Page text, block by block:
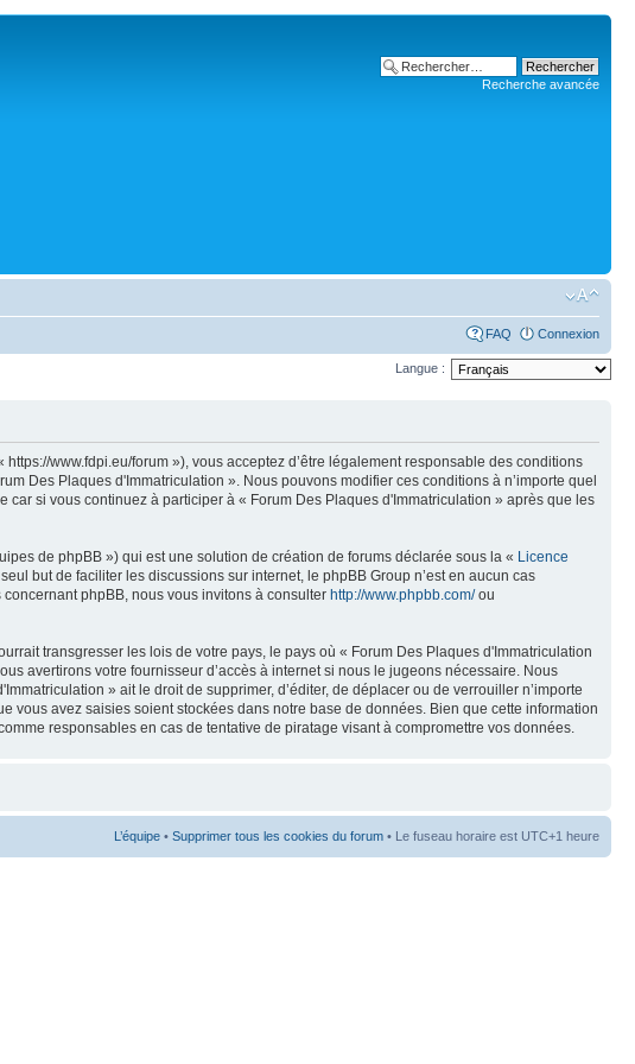
Recherche avancée
FAQ Connexion
Langue :
www.fdpi.eu/forum »), vous acceptez d’être légalement responsable des conditions
Des Plaques d'Immatriculation ». Nous pouvons modifier ces conditions à n’importe quel
si vous continuez à participer à « Forum Des Plaques d'Immatriculation » après que les
de phpBB ») qui est une solution de création de forums déclarée sous la « Licence
but de faciliter les discussions sur internet, le phpBB Group n’est en aucun cas
phpBB, nous vous invitons à consulter http://www.phpbb.com/ou
transgresser les lois de votre pays, le pays où « Forum Des Plaques d'Immatriculation
avertirons votre fournisseur d’accès à internet si nous le jugeons nécessaire. Nous
» ait le droit de supprimer, d’éditer, de déplacer ou de verrouiller n’importe
vous avez saisies soient stockées dans notre base de données. Bien que cette information
responsables en cas de tentative de piratage visant à compromettre vos données.
L’équipe • Supprimer tous les cookies du forum • Le fuseau horaire est UTC+1 heure